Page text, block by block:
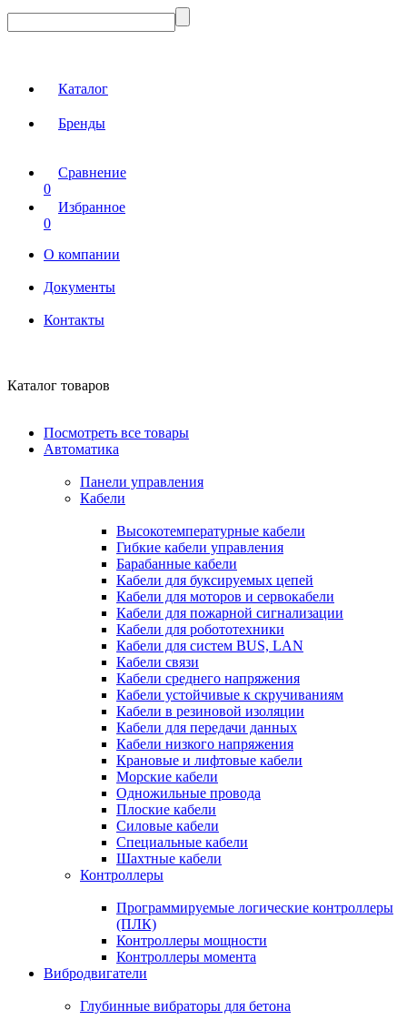
Каталог
Бренды
Сравнение
0
Избранное
0
О компании
Документы
Контакты
Каталог товаров
Посмотреть все товары
Автоматика
Панели управления
Кабели
Высокотемпературные кабели
Гибкие кабели управления
Барабанные кабели
Кабели для буксируемых цепей
Кабели для моторов и сервокабели
Кабели для пожарной сигнализации
Кабели для робототехники
Кабели для систем BUS, LAN
Кабели связи
Кабели среднего напряжения
Кабели устойчивые к скручиваниям
Кабели в резиновой изоляции
Кабели для передачи данных
Кабели низкого напряжения
Крановые и лифтовые кабели
Морские кабели
Одножильные провода
Плоские кабели
Силовые кабели
Специальные кабели
Шахтные кабели
Контроллеры
Программируемые логические контроллеры
(ПЛК)
Контроллеры мощности
Контроллеры момента
Вибродвигатели
Глубинные вибраторы для бетона